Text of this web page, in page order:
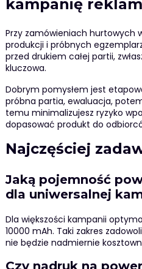
kampanię
Przy zamówieniach
produkcji i próbnych
przed drukiem całej partii,
kluczowa.
Dobrym pomysłem jest
próbna partia, ewaluacja,
temu minimalizujesz ryzyko
dopasować produkt do
Najczęściej
Jaką pojemność
dla uniwersalnej
Dla większości kampanii
10000 mAh. Taki zakres
nie będzie nadmiernie
Czy nadruk na